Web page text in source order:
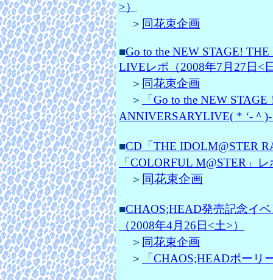
>）
＞ 同花束企画
■Go to the NEW STAGE!
LIVEレポ（2008年7月27日<
＞ 同花束企画
＞
「Go to the NEW
ANNIVERSARYLIVE( * ‘‐＾
■CD「THE IDOLM@STER
「COLORFUL M@STER」
＞ 同花束企画
■CHAOS;HEAD発売記念イ
（2008年4月26日<土>）
＞ 同花束企画
＞
「CHAOS;HEADポーリ